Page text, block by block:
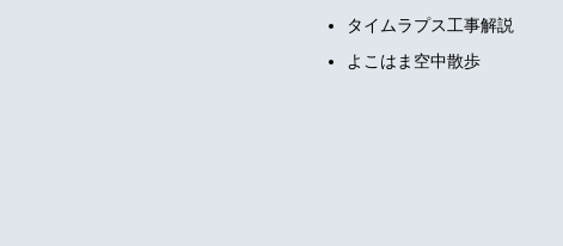
タイムラプス工事解説
よこはま空中散歩